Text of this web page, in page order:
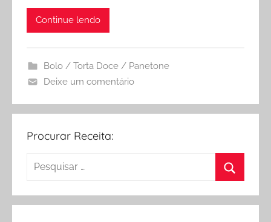
Continue lendo
Bolo / Torta Doce / Panetone
Deixe um comentário
Procurar Receita:
Pesquisar